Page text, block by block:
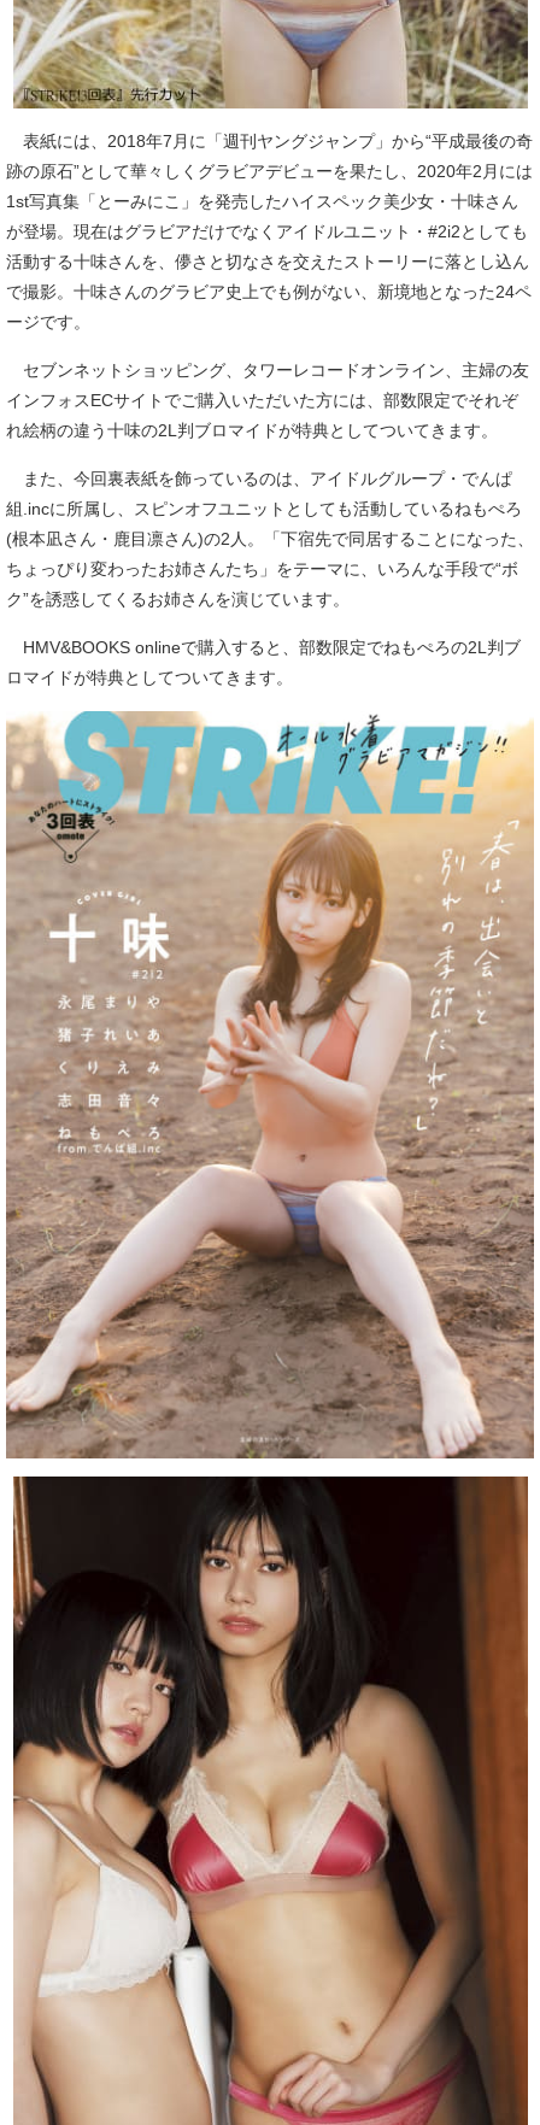
表紙には、2018年7月に「週刊ヤングジャンプ」から“平成最後の奇
跡の原石”として華々しくグラビアデビューを果たし、2020年2月には
1st写真集「とーみにこ」を発売したハイスペック美少女・十味さん
が登場。現在はグラビアだけでなくアイドルユニット・#2i2としても
活動する十味さんを、儚さと切なさを交えたストーリーに落とし込ん
で撮影。十味さんのグラビア史上でも例がない、新境地となった24ペ
ージです。
セブンネットショッピング、タワーレコードオンライン、主婦の友
インフォスECサイトでご購入いただいた方には、部数限定でそれぞ
れ絵柄の違う十味の2L判ブロマイドが特典としてついてきます。
また、今回裏表紙を飾っているのは、アイドルグループ・でんぱ
組.incに所属し、スピンオフユニットとしても活動しているねもぺろ
(根本凪さん・鹿目凛さん)の2人。「下宿先で同居することになった、
ちょっぴり変わったお姉さんたち」をテーマに、いろんな手段で“ボ
ク”を誘惑してくるお姉さんを演じています。
HMV&BOOKS onlineで購入すると、部数限定でねもぺろの2L判ブ
ロマイドが特典としてついてきます。